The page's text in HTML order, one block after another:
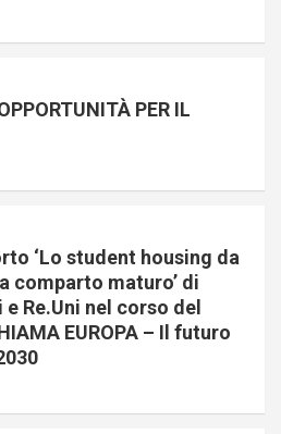
PER IL
‘Lo student housing da
comparto maturo’ di
Re.Uni nel corso del
EUROPA – Il futuro